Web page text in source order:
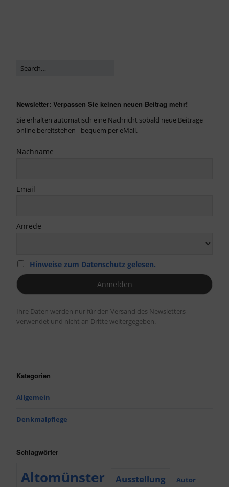
Newsletter: Verpassen Sie keinen neuen Beitrag mehr!
Sie erhalten automatisch eine Nachricht sobald neue Beiträge
online bereitstehen - bequem per eMail.
Nachname
Email
Anrede
Hinweise zum Datenschutz gelesen.
Ihre Daten werden nur für den Versand des Newsletters
verwendet und nicht an Dritte weitergegeben.
Kategorien
Allgemein
Denkmalpflege
Schlagwörter
Altomünster Ausstellung Autor